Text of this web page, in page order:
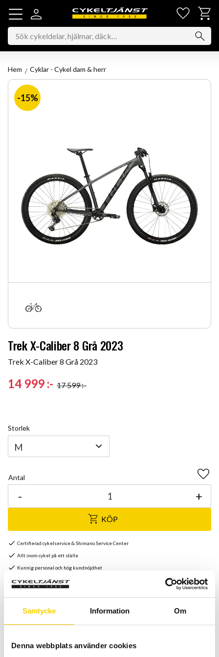
Samtycke Information Om
Denna webbplats använder cookies
Meny
Hem Cyklar - Cykel dam & herr
15%
Trek X-Caliber 8 Grå 2023
Trek X-Caliber 8 Grå 2023
Nedsatt pris:
14 999 :- Ordinarie pris:
17 599:-
Storlek
Antal
+
-
KÖP
Certifierad cykelservice & Shimano Service Center
Allt inom cykel på ett ställe
Kunnig personal och hög kundnöjdhet
Lagerstatus
Beställningsvara
Artikelnr
5259717
Tillv. artikelnr
X-C823